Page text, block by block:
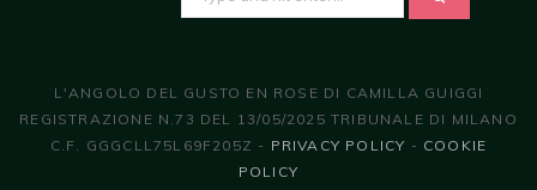
FOR:
L'ANGOLO DEL GUSTO EN ROSE DI CAMILLA GUIGGI
REGISTRAZIONE N.73 DEL 13/05/2025 TRIBUNALE DI MILANO
C.F. GGGCLL75L69F205Z - PRIVACY POLICY - COOKIE
POLICY